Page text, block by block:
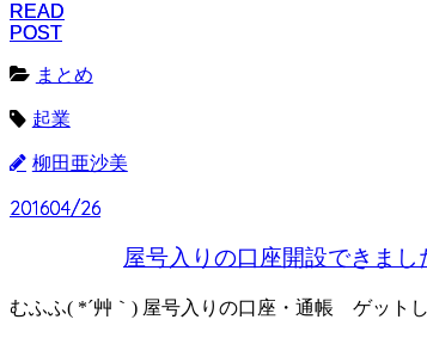
READ
POST
READ
POST
まとめ
起業
柳田亜沙美
201604/26
201604/26
屋号入りの口座開設できまし
むふふ( *´艸｀) 屋号入りの口座・通帳 ゲット